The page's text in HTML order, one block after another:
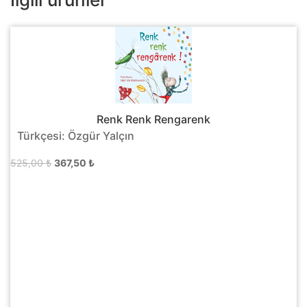
Renk Renk Rengarenk
Türkçesi: Özgür Yalçın
525,00₺ Orijinal
367,50 ₺Şu